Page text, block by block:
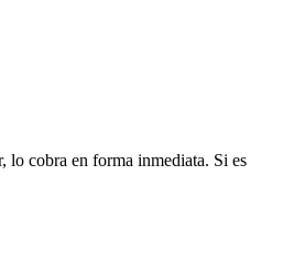
lo cobra en forma inmediata. Si es